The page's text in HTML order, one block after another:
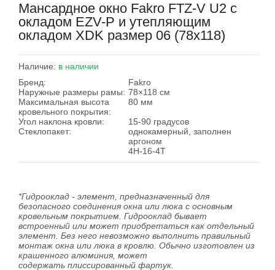
Мансардное окно Fakro FTZ-V U2 c
окладом EZV-P и утепляющим
окладом XDK размер 06 (78х118)
Наличие: в наличии
Бренд:
Fakro
Наружные размеры рамы: 78×118 см
Максимальная высота
кровельного покрытия:
80 мм
Угол наклона кровли:
15-90 градусов
Стеклопакет:
однокамерный, заполнен
аргоном
4H-16-4T
*Гидрооклад - элемент, предназначенный для
безопасного соединения окна или люка с основным
кровельным покрытием. Гидрооклад бывает
встроенный или может приобретаться как отдельный
элемент. Без него невозможно выполнить правильный
монтаж окна или люка в кровлю. Обычно изготовлен из
крашенного алюминия, может
содержать плиссированный фартук.